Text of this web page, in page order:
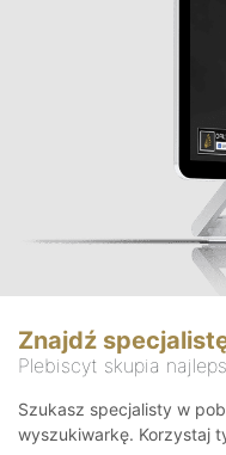
Znajdź
Plebiscyt skupia
Szukasz specjalisty w
wyszukiwarkę. Korzystaj